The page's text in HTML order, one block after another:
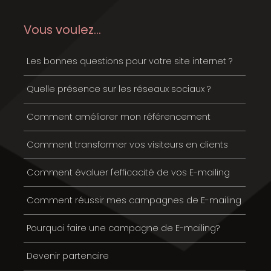
Vous voulez...
Les bonnes questions pour votre site internet ?
Quelle présence sur les réseaux sociaux ?
Comment améliorer mon référencement
Comment transformer vos visiteurs en clients
Comment évaluer l'efficacité de vos E-mailing
Comment réussir mes campagnes de E-mailing
Pourquoi faire une campagne de E-mailing?
Devenir partenaire